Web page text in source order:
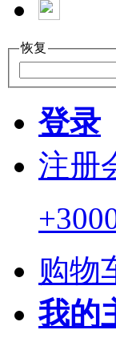
恢复
登录
注册
购物
我的